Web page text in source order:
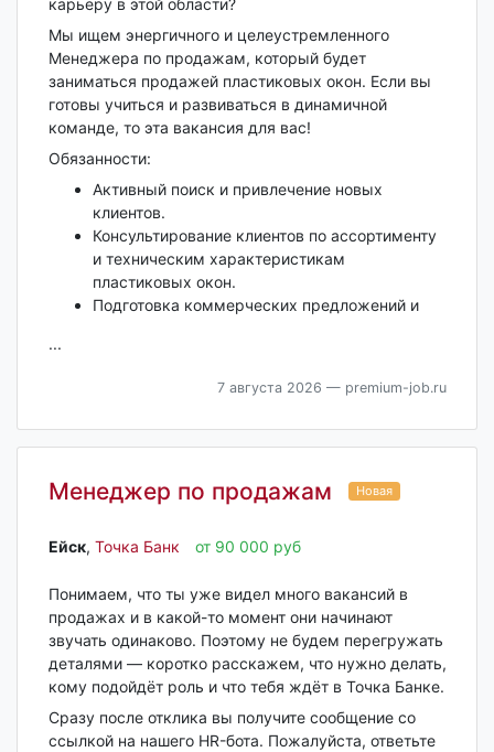
карьеру в этой области?
Мы ищем энергичного и целеустремленного
Менеджера по продажам, который будет
заниматься продажей пластиковых окон. Если вы
готовы учиться и развиваться в динамичной
команде, то эта вакансия для вас!
Обязанности:
Активный поиск и привлечение новых
клиентов.
Консультирование клиентов по ассортименту
и техническим характеристикам
пластиковых окон.
Подготовка коммерческих предложений и
...
7 августа 2026 — premium-job.ru
Менеджер по продажам Новая
Ейск‎, Точка Банк от 90 000 руб
Понимаем, что ты уже видел много вакансий в
продажах и в какой-то момент они начинают
звучать одинаково. Поэтому не будем перегружать
деталями — коротко расскажем, что нужно делать,
кому подойдёт роль и что тебя ждёт в Точка Банке.
Сразу после отклика вы получите сообщение со
ссылкой на нашего HR-бота. Пожалуйста, ответьте